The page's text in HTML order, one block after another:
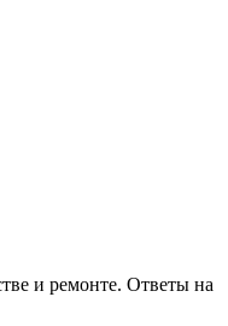
и ремонте. Ответы на